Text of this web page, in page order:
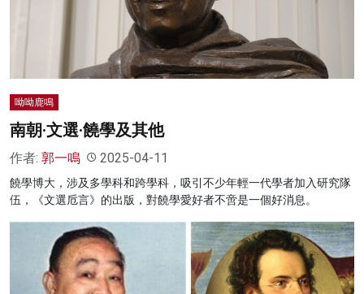
呦呦鹿鳴
南朝·文選·饒學及其他
作者: 郭一鳴 2025-04-11
饒學博大，涉及多學科和跨學科，吸引不少年輕一代學者加入研究隊
伍，《文選卮言》的出版，對饒學愛好者不啻是一個好消息。